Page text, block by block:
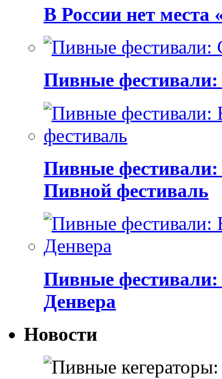
В России нет места
Пивные фестивали:
Пивные
Пивной фестиваль
Пивные фестивали:
Денвера
Новости